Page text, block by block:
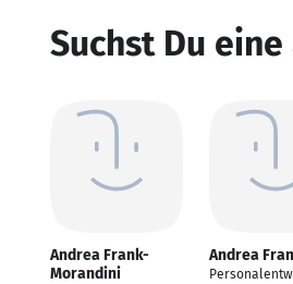
Suchst Du
Andrea Frank-
Morandini
Andrea